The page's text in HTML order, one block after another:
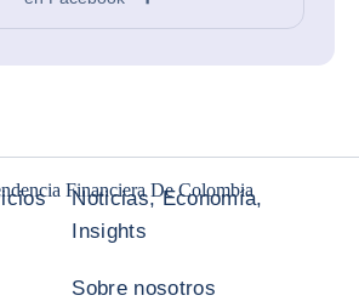
Noticias, Economía,
Insights
Sobre nosotros